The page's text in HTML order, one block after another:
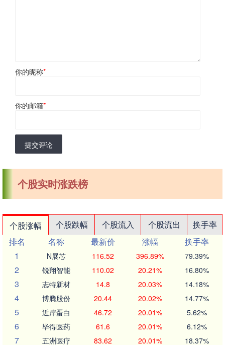
你的昵称*
你的邮箱*
提交评论
个股实时涨跌榜
个股涨幅 个股跌幅 个股流入 个股流出
换手率
排名
名称 最新价 涨幅
换手率
1
N展芯 116.52 396.89% 79.39%
2 锐翔智能 110.02 20.21% 16.80%
3 志特新材 14.8 20.03% 14.18%
4 博腾股份 20.44 20.02% 14.77%
5 近岸蛋白 46.72 20.01% 5.62%
6 毕得医药 61.6 20.01% 6.12%
7 五洲医疗 83.62 20.01% 18.37%